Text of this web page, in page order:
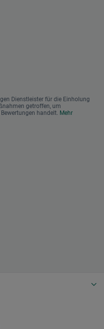
Dienstleister für die Einholung
getroffen, um
handelt. Mehr